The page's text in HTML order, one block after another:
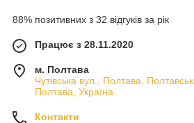
88% позитивних з 32 відгуків за рік
Працює з 28.11.2020
м. Полтава
Чутівська вул., Полтава,
Полтава, Україна
Контакти